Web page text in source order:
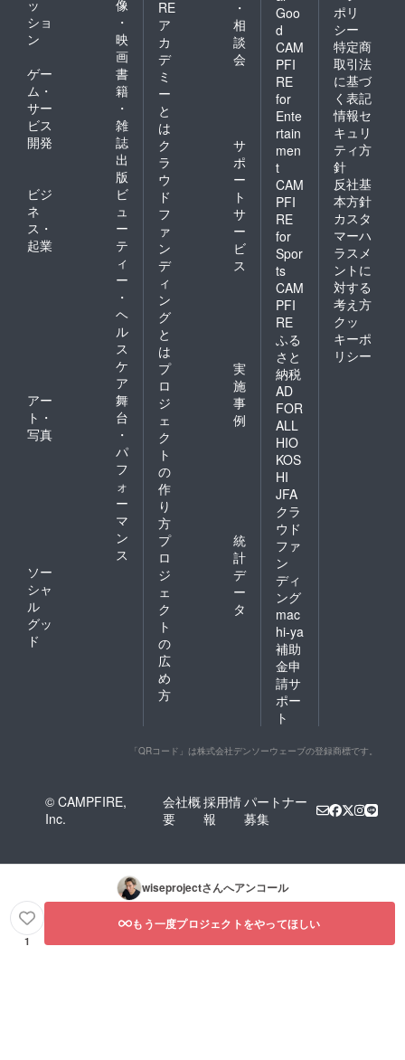
ッ
ショ
ン
像
・
映
画
ゲー
ム・
サー
ビス
開発
書
籍
・
雑
誌
出
版
ビジ
ネ
ス・
起業
ビ
ュ
ー
テ
ィ
ー
・
ヘ
ル
ス
ケ
ア
アー
ト・
写真
舞
台
・
パ
フ
ォ
ー
マ
ン
ス
ソー
シャ
ル
グッ
ド
RE
ア
カ
デ
ミ
ー
と
は
・
相
談
会
ク
ラ
ウ
ド
フ
ァ
ン
デ
ィ
ン
グ
と
は
サ
ポ
ー
ト
サ
ー
ビ
ス
プ
ロ
ジ
ェ
ク
ト
の
作
り
方
実
施
事
例
プ
ロ
ジ
ェ
ク
ト
の
広
め
方
統
計
デ
ー
タ
Goo
d
CAM
PFI
RE
for
Ente
rtain
men
t
CAM
PFI
RE
for
Spor
ts
CAM
PFI
RE
ふる
さと
納税
AD
FOR
ALL
HIO
KOS
HI
JFA
クラ
ウド
ファ
ン
ディ
ング
mac
hi-ya
補助
金申
請サ
ポー
ト
ポリ
シー
特定商
取引法
に基づ
く表記
情報セ
キュリ
ティ方
針
反社基
本方針
カスタ
マーハ
ラスメ
ントに
対する
考え方
クッ
キーポ
リシー
「QRコード」は株式会社デンソーウェーブの登録商標です。
© CAMPFIRE,
Inc.
会社概
要
採用情
報
パートナー
募集
wiseprojectさんへアンコール
1
もう一度プロジェクトをやってほしい